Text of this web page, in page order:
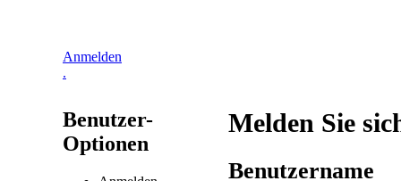
Anmelden
.
Benutzer-
Optionen
Melden Sie
Benutzername